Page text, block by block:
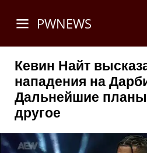
PWNEWS
Кевин Найт
нападения на
Дальнейшие
другое